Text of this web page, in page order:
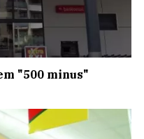
"500 minus"